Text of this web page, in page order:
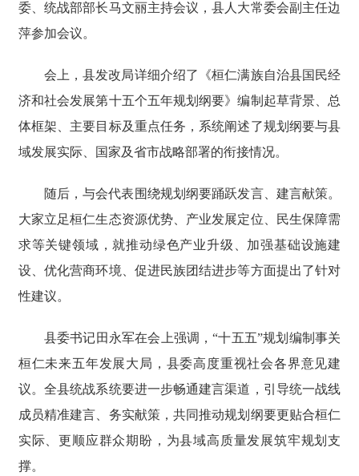
委、统战部部长马文丽主持会议，县人大常委会副主任边
萍参加会议。
会上，县发改局详细介绍了《桓仁满族自治县国民经
济和社会发展第十五个五年规划纲要》编制起草背景、总
体框架、主要目标及重点任务，系统阐述了规划纲要与县
域发展实际、国家及省市战略部署的衔接情况。
随后，与会代表围绕规划纲要踊跃发言、建言献策。
大家立足桓仁生态资源优势、产业发展定位、民生保障需
求等关键领域，就推动绿色产业升级、加强基础设施建
设、优化营商环境、促进民族团结进步等方面提出了针对
性建议。
县委书记田永军在会上强调，“十五五”规划编制事关
桓仁未来五年发展大局，县委高度重视社会各界意见建
议。全县统战系统要进一步畅通建言渠道，引导统一战线
成员精准建言、务实献策，共同推动规划纲要更贴合桓仁
实际、更顺应群众期盼，为县域高质量发展筑牢规划支
撑。